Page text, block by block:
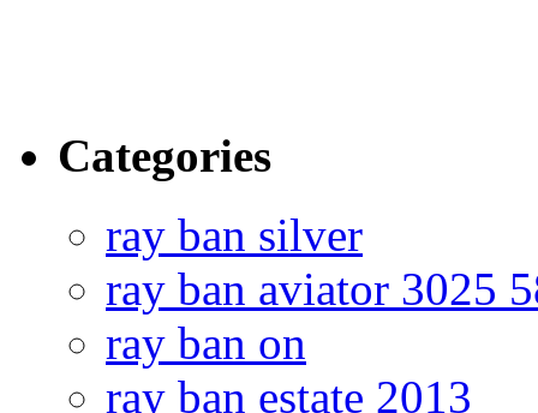
Categories
ray ban silver
ray ban aviator 3025
ray ban on
ray ban estate 2013